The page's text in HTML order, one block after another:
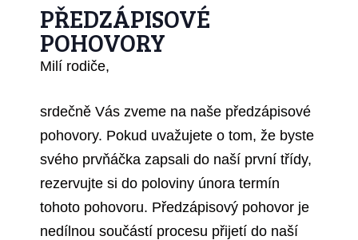
PŘEDZÁPISOVÉ
POHOVORY
Milí rodiče,
srdečně Vás zveme na naše předzápisové
pohovory. Pokud uvažujete o tom, že byste
svého prvňáčka zapsali do naší první třídy,
rezervujte si do poloviny února termín
tohoto pohovoru. Předzápisový pohovor je
nedílnou součástí procesu přijetí do naší